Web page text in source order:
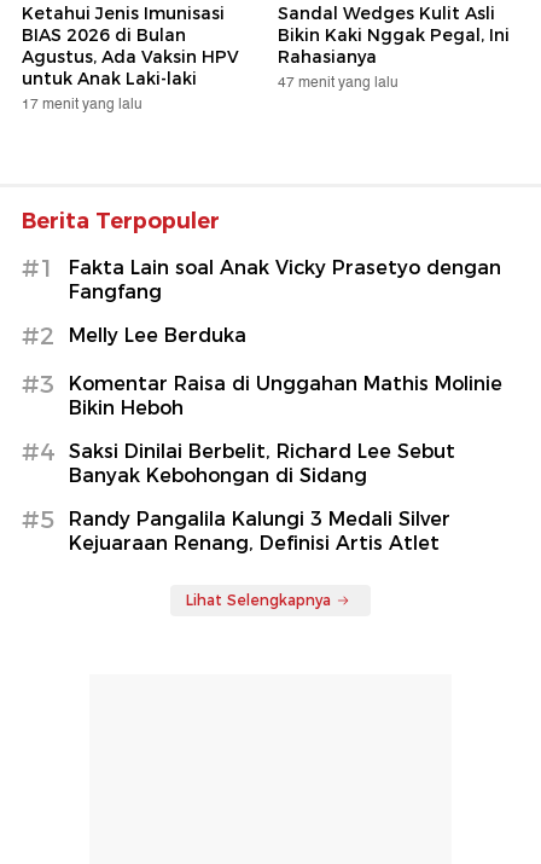
Ketahui Jenis Imunisasi
BIAS 2026 di Bulan
Agustus, Ada Vaksin HPV
untuk Anak Laki-laki
17 menit yang lalu
Sandal Wedges Kulit Asli
Bikin Kaki Nggak Pegal, Ini
Rahasianya
47 menit yang lalu
Berita Terpopuler
#1
Fakta Lain soal Anak Vicky Prasetyo dengan
Fangfang
#2 Melly Lee Berduka
#3
Komentar Raisa di Unggahan Mathis Molinie
Bikin Heboh
#4
Saksi Dinilai Berbelit, Richard Lee Sebut
Banyak Kebohongan di Sidang
#5
Randy Pangalila Kalungi 3 Medali Silver
Kejuaraan Renang, Definisi Artis Atlet
Lihat Selengkapnya